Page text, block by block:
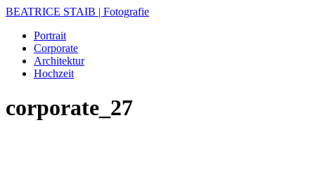
BEATRICE STAIB | Fotografie
Portrait
Corporate
Architektur
Hochzeit
corporate_27